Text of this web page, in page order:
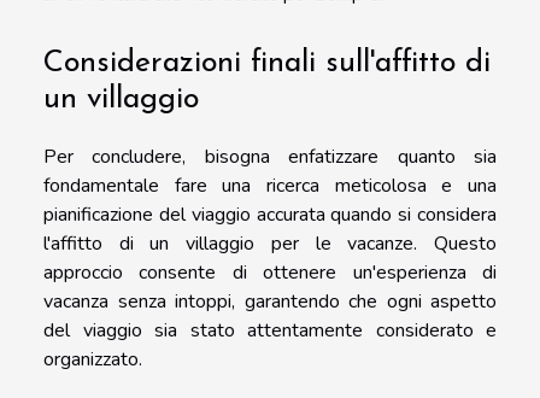
Considerazioni finali sull'affitto di
un villaggio
Per concludere, bisogna enfatizzare quanto sia
fondamentale fare una ricerca meticolosa e una
pianificazione del viaggio accurata quando si considera
l'affitto di un villaggio per le vacanze. Questo
approccio consente di ottenere un'esperienza di
vacanza senza intoppi, garantendo che ogni aspetto
del viaggio sia stato attentamente considerato e
organizzato.